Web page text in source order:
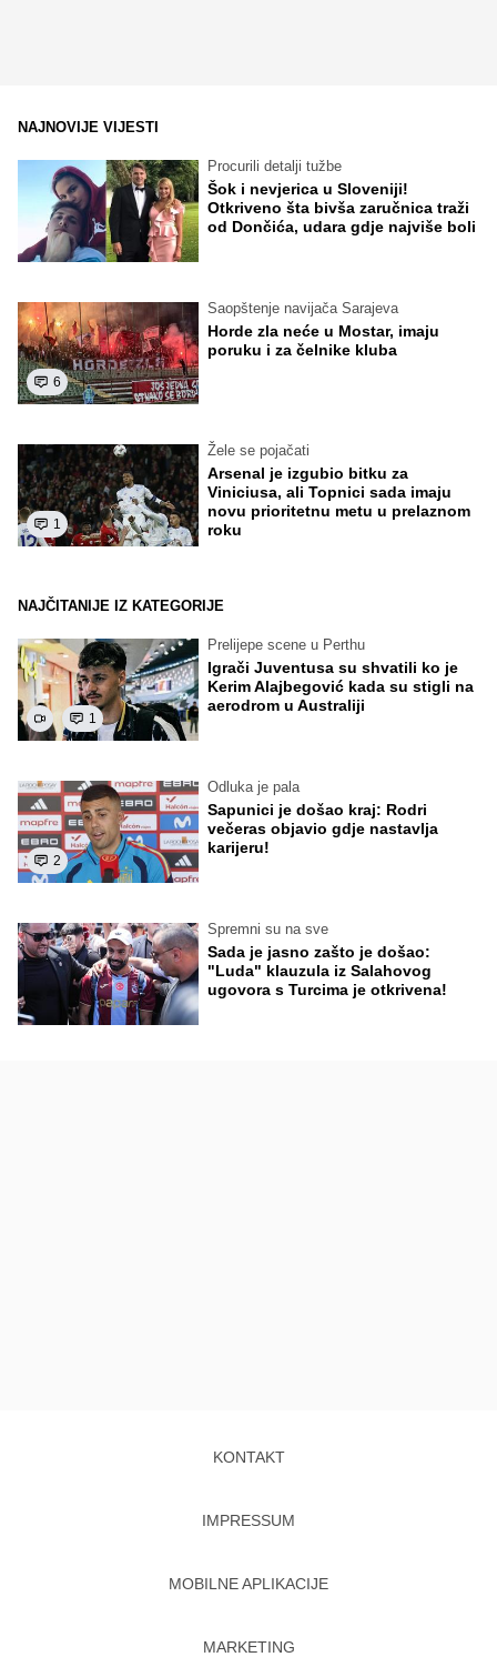
NAJNOVIJE VIJESTI
Procurili detalji tužbe
Šok i nevjerica u Sloveniji!
Otkriveno šta bivša zaručnica traži
od Dončića, udara gdje najviše boli
6
Saopštenje navijača Sarajeva
Horde zla neće u Mostar, imaju
poruku i za čelnike kluba
1
Žele se pojačati
Arsenal je izgubio bitku za
Viniciusa, ali Topnici sada imaju
novu prioritetnu metu u prelaznom
roku
NAJČITANIJE IZ KATEGORIJE
1
Prelijepe scene u Perthu
Igrači Juventusa su shvatili ko je
Kerim Alajbegović kada su stigli na
aerodrom u Australiji
2
Odluka je pala
Sapunici je došao kraj: Rodri
večeras objavio gdje nastavlja
karijeru!
Spremni su na sve
Sada je jasno zašto je došao:
"Luda" klauzula iz Salahovog
ugovora s Turcima je otkrivena!
KONTAKT
IMPRESSUM
MOBILNE APLIKACIJE
MARKETING